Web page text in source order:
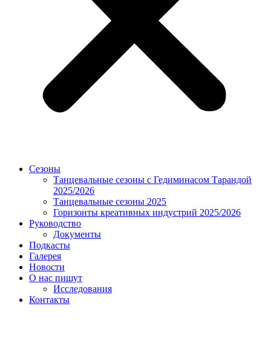
Сезоны
Танцевальные сезоны с Гедиминасом Тарандой
2025/2026
Танцевальные сезоны 2025
Горизонты креативных индустрий 2025/2026
Руководство
Документы
Подкасты
Галерея
Новости
О нас пишут
Исследования
Контакты